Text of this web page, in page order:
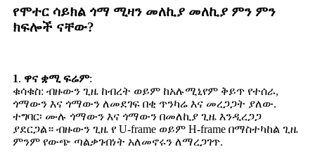
የሞተር ሳይክል ጎማ ሚዛን መለኪያ መለኪያ ምን ምን
ክፍሎች ናቸው?
1. ዋና ቋሚ ፍሬም:
ቁሳቁስ: ብዙውን ጊዜ ከብረት ወይም ከአሉሚኒየም ቅይጥ የተሰራ,
ጎማውን እና ጎማውን ለመደገፍ በቂ ጥንካሬ እና መረጋጋት ያለው.
ተግባር፡ ሙሉ ጎማውን እና ጎማውን በመለኪያ ጊዜ እንዲረጋጋ
ያደርጋል። ብዙውን ጊዜ የ U-frame ወይም H-frame በማስተካከል ጊዜ
ምንም የውጭ ጣልቃገብነት አለመኖሩን ለማረጋገጥ.